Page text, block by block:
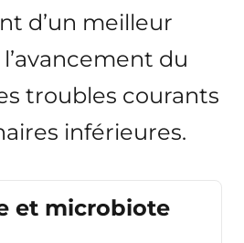
d’un meilleur
du
troubles courants
inférieures.
et microbiote